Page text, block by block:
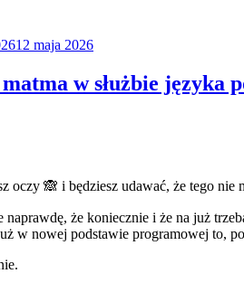
12 maja 2026
w służbie języka
oczy 🙈 i będziesz udawać, że tego
że koniecznie i że na już
w nowej podstawie programowej to,